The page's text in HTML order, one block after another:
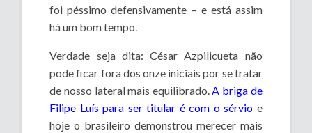
foi péssimo defensivamente – e está assim
há um bom tempo.
Verdade seja dita: César Azpilicueta não
pode ficar fora dos onze iniciais por se tratar
de nosso lateral mais equilibrado.A briga de
Filipe Luís para ser titular é com o sérvio e
hoje o brasileiro demonstrou merecer mais